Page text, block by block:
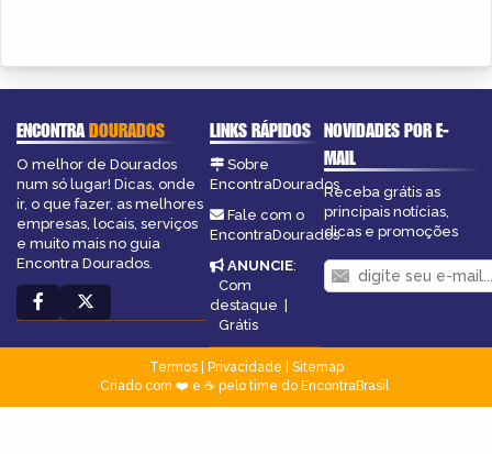
ENCONTRADOURADOS
O melhor de Dourados
num só lugar! Dicas, onde
ir, o que fazer, as melhores
empresas, locais, serviços
e muito mais no guia
Encontra Dourados.
LINKS RÁPIDOS
Sobre
EncontraDourados
Fale com o
EncontraDourados
ANUNCIE:
Com
destaque
Grátis
NOVIDADES POR E-
MAIL
Receba grátis as
principais notícias,
dicas e promoções
Termos| Privacidade
Sitemap
Criado com ❤️ e ☕ pelo time do EncontraBrasil